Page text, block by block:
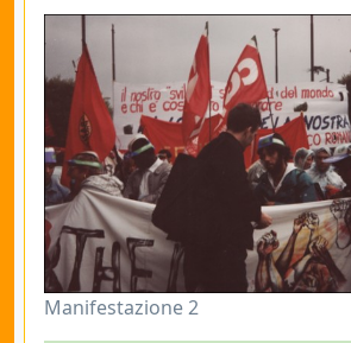
Manifestazione 2